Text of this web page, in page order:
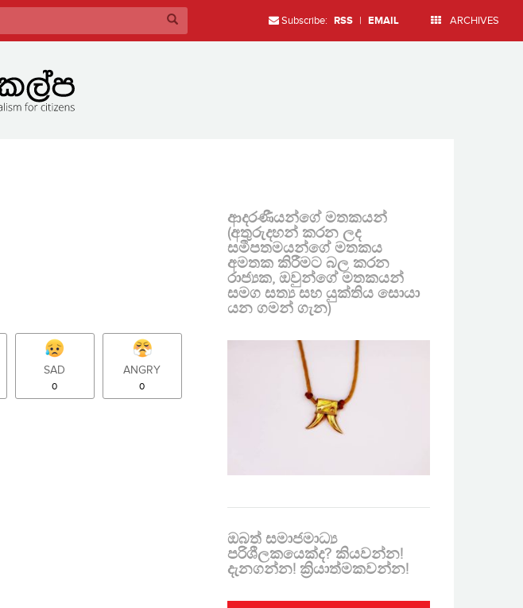
Subscribe: RSS | EMAIL ARCHIVES
SAD
0
ANGRY
0
ආදරණීයන්ගේ මතකයන්
(අතුරුදහන් කරන ලද
සමීපතමයන්ගේ මතකය
අමතක කිරීමට බල කරන
රාජ්‍යක, ඔවුන්ගේ මතකයන්
සමග සත්‍ය සහ යුක්තිය සොයා
යන ගමන් ගැන)
ඔබත් සමාජමාධ්‍ය
පරිශීලකයෙක්ද? කියවන්න!
දැනගන්න! ක්‍රියාත්මකවන්න!